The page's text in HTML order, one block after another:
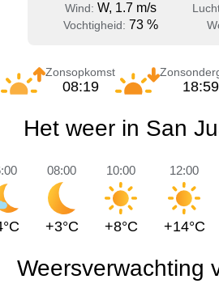
Wind: W, 1.7 m/s
Vochtigheid: 73 %
Zonsopkomst
08:19 18:59
Het weer in San
08:00
+3°C
10:00
+8°C
12:00
+14°C
Weersverwachting